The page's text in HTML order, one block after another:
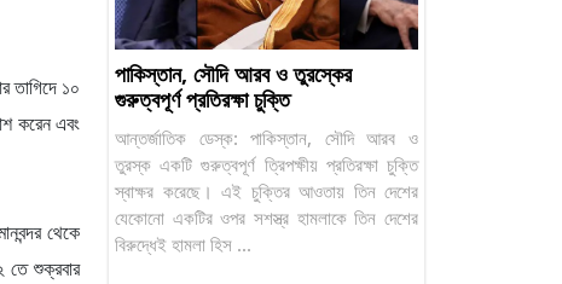
তাগিদে ১০
করেন এবং
থেকে
তে শুক্রবার
পাকিস্তান, সৌদি আরব ও তুরস্কের
গুরুত্বপূর্ণ প্রতিরক্ষা চুক্তি
আন্তর্জাতিক ডেস্ক: পাকিস্তান, সৌদি আরব ও
তুরস্ক একটি গুরুত্বপূর্ণ ত্রিপক্ষীয় প্রতিরক্ষা চুক্তি
স্বাক্ষর করেছে। এই চুক্তির আওতায় তিন দেশের
যেকোনো একটির ওপর সশস্ত্র হামলাকে তিন দেশের
বিরুদ্ধেই হামলা হিস ...